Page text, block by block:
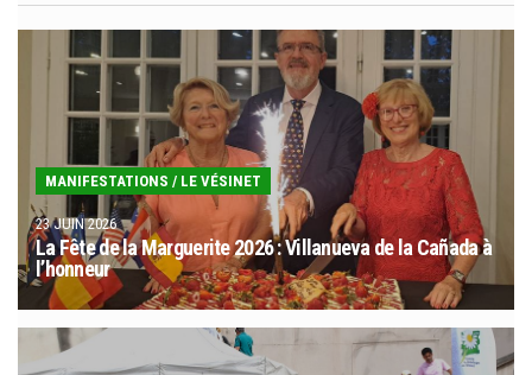
MANIFESTATIONS / LE VÉSINET
23 JUIN 2026
La Fête de la Marguerite 2026 : Villanueva de la Cañada à
l’honneur